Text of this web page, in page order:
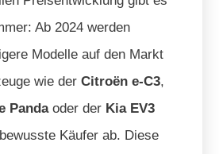
Ab 2024 werden
Modelle auf den Markt
wie der Citroën e-C3,
Pandaoder der Kia EV3
Käufer ab. Diese